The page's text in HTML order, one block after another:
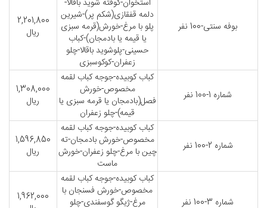
بوفه سنتی-100 نفر
استخوان-کوفته شوید باقالا-
دلمه قفقازی(شکم پر)-شیرین
پلو با مرغ-خورش(قرمه سبزی
یا قیمه یا بادمجان)-کباب
حسینی-پلوشوید باقالا-چلو
زعفران-کوکوسبزی
2,201,800
ریال
شماره 1-100 نفر
کباب کوبیده-جوجه کباب لقمه
مخصوص-خورش
فصل(بادمجان یا قرمه سبزی یا
قیمه)-چلو زعفران
1,308,000
ریال
شماره 2-100 نفر
کباب کوبیده-جوجه کباب لقمه
مخصوص-خورش بادمجان-ته
چین با مرغ-چلو زعفران-خورش
ماست
1,596,850
ریال
شماره 3-100 نفر
کباب کوبیده-جوجه کباب لقمه
مخصوص-خورش فسنجان با
مرغ-ژیگو گوسفندی-چلو
1,962,000